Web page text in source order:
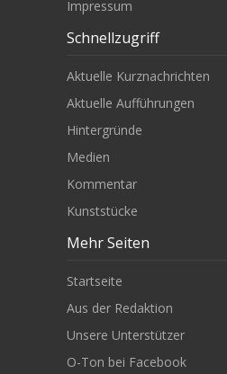
Impressum
Schnellzugriff
Aktuelle Kurznachrichten
Aktuelle Aufführungen
Hintergründe
Medien
Kommentar
Kunststücke
Mehr Seiten
Startseite
Aus der Redaktion
Unsere Unterstützer
O-Ton bei Facebook